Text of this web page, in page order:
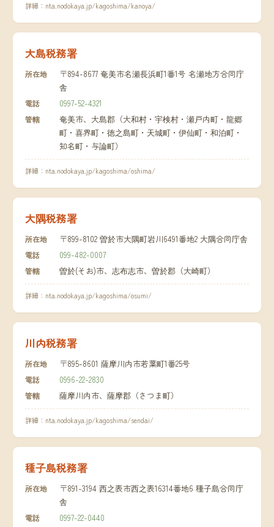
詳細： nta.nodokaya.jp/kagoshima/kanoya/
大島税務署
所在地
〒894-8677 奄美市名瀬長浜町1番1号 名瀬地方合同庁
舎
電話 0997-52-4321
管轄
奄美市、大島郡（大和村・宇検村・瀬戸内町・龍郷
町・喜界町・徳之島町・天城町・伊仙町・和泊町・
知名町・与論町）
詳細： nta.nodokaya.jp/kagoshima/oshima/
大隅税務署
所在地 〒899-8102 曽於市大隅町岩川6491番地2 大隅合同庁舎
電話 099-482-0007
管轄 曽於(そお)市、志布志市、曽於郡（大崎町）
詳細： nta.nodokaya.jp/kagoshima/osumi/
川内税務署
所在地 〒895-8601 薩摩川内市若葉町1番25号
電話 0996-22-2830
管轄 薩摩川内市、薩摩郡（さつま町）
詳細： nta.nodokaya.jp/kagoshima/sendai/
種子島税務署
所在地
〒891-3194 西之表市西之表16314番地6 種子島合同庁
舎
電話 0997-22-0440